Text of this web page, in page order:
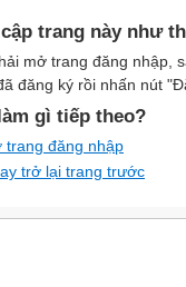
trang này như
mở trang đăng nhập,
đăng ký rồi nhấn nút
gì tiếp theo?
trang đăng nhập
trở lại trang trước